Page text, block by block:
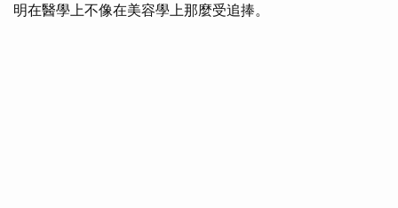
明在醫學上不像在美容學上那麼受追捧。